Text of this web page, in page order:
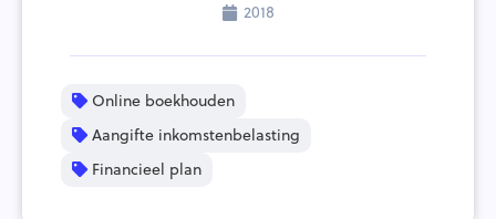
2018
Online boekhouden
Aangifte inkomstenbelasting
Financieel plan